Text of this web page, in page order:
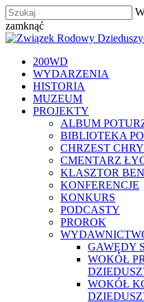
Skip
to
main
zamknąć
Zamknij
szukaj
Menu
200WD
WYDARZENIA
HISTORIA
MUZEUM
PROJEKTY
ALBUM
BIBLIOTEKA
CHRZEST
CMENTARZ
KLASZTOR
KONFERENCJE
KONKURS
PODCASTY
PROROK
GAWĘDY
WOKÓŁ
WOKÓŁ